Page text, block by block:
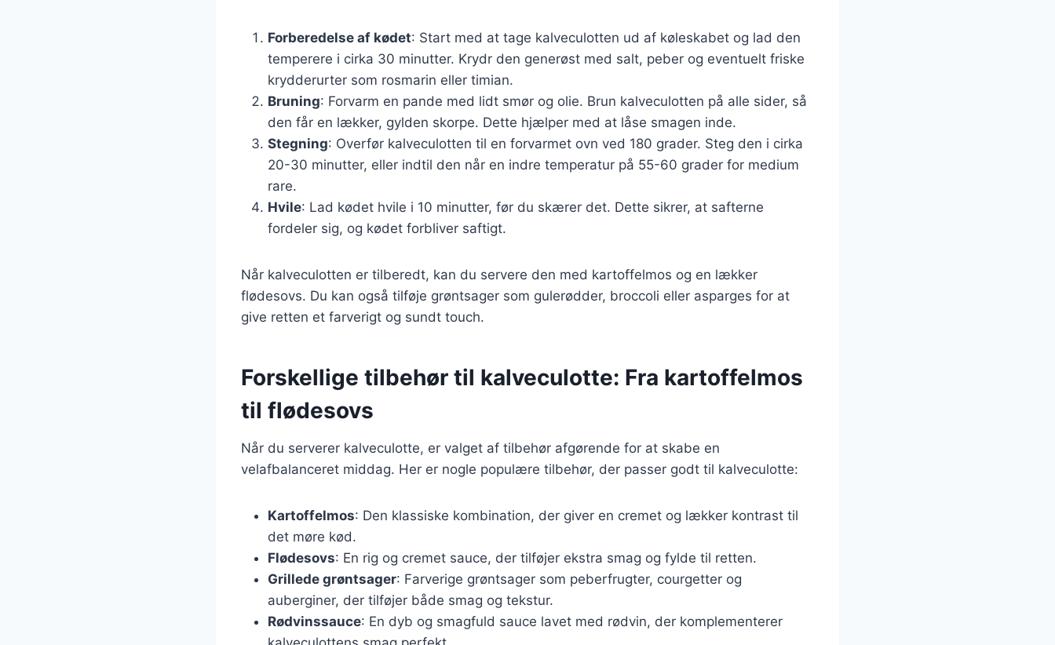
Forberedelse af kødet: Start med at tage kalveculotten ud af køleskabet og lad den
temperere i cirka 30 minutter. Krydr den generøst med salt, peber og eventuelt friske
krydderurter som rosmarin eller timian.
Bruning: Forvarm en pande med lidt smør og olie. Brun kalveculotten på alle sider, så
den får en lækker, gylden skorpe. Dette hjælper med at låse smagen inde.
Stegning: Overfør kalveculotten til en forvarmet ovn ved 180 grader. Steg den i cirka
20-30 minutter, eller indtil den når en indre temperatur på 55-60 grader for medium
rare.
Hvile: Lad kødet hvile i 10 minutter, før du skærer det. Dette sikrer, at safterne
fordeler sig, og kødet forbliver saftigt.
Når kalveculotten er tilberedt, kan du servere den med kartoffelmos og en lækker
flødesovs. Du kan også tilføje grøntsager som gulerødder, broccoli eller asparges for at
give retten et farverigt og sundt touch.
Forskellige tilbehør til kalveculotte: Fra kartoffelmos
til flødesovs
Når du serverer kalveculotte, er valget af tilbehør afgørende for at skabe en
velafbalanceret middag. Her er nogle populære tilbehør, der passer godt til kalveculotte:
Kartoffelmos: Den klassiske kombination, der giver en cremet og lækker kontrast til
det møre kød.
Flødesovs: En rig og cremet sauce, der tilføjer ekstra smag og fylde til retten.
Grillede grøntsager: Farverige grøntsager som peberfrugter, courgetter og
auberginer, der tilføjer både smag og tekstur.
Rødvinssauce: En dyb og smagfuld sauce lavet med rødvin, der komplementerer